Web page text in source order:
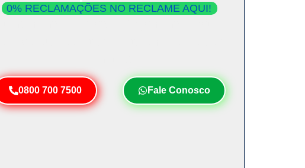
0% RECLAMAÇÕES NO RECLAME AQUI!
0800 700 7500 Fale Conosco